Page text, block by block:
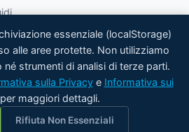
essenziale (localStorage)
alle aree protette. Non utilizziamo
strumenti di analisi di terze parti.
sulla Privacye Informativa sui
per maggiori dettagli.
Rifiuta Non Essenziali
Pte Ltd. Tutti i diritti riservati.
sui
Sito
Preferenze